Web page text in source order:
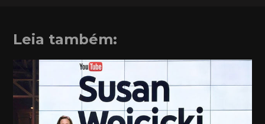
Leia também: